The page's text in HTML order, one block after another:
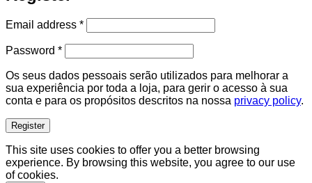
Email address *Required
Password *Required
Os seus dados pessoais serão utilizados para melhorar a
sua experiência por toda a loja, para gerir o acesso à sua
conta e para os propósitos descritos na nossa privacy policy.
Register
This site uses cookies to offer you a better browsing
experience. By browsing this website, you agree to our use
of cookies.